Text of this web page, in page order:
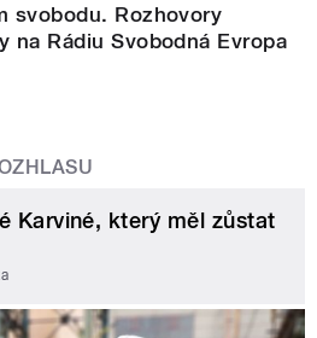
svobodu. Rozhovory
na Rádiu Svobodná Evropa
Karviné, který měl zůstat